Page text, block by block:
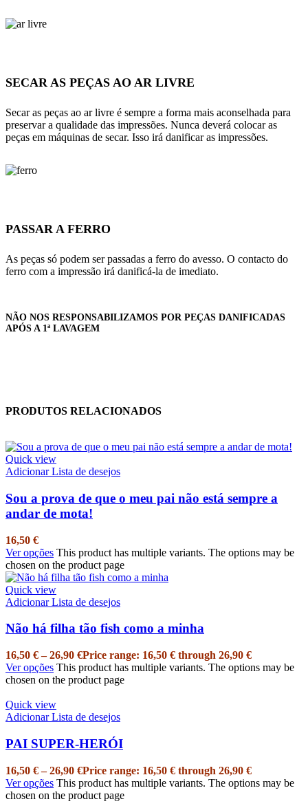
SECAR AS PEÇAS AO AR LIVRE
Secar as peças ao ar livre é sempre a forma mais aconselhada para
preservar a qualidade das impressões. Nunca deverá colocar as
peças em máquinas de secar. Isso irá danificar as impressões.
PASSAR A FERRO
As peças só podem ser passadas a ferro do avesso. O contacto do
ferro com a impressão irá danificá-la de imediato.
NÃO NOS RESPONSABILIZAMOS POR PEÇAS DANIFICADAS
APÓS A 1ª LAVAGEM
PRODUTOS RELACIONADOS
Quick view
Adicionar Lista de desejos
Sou a prova de que o meu pai não está sempre a
andar de mota!
16,50 €
Ver opções This product has multiple variants. The options may be
chosen on the product page
Quick view
Adicionar Lista de desejos
Não há filha tão fish como a minha
16,50 € – 26,90 €Price range: 16,50 € through 26,90 €
Ver opções This product has multiple variants. The options may be
chosen on the product page
Quick view
Adicionar Lista de desejos
PAI SUPER-HERÓI
16,50 € – 26,90 €Price range: 16,50 € through 26,90 €
Ver opções This product has multiple variants. The options may be
chosen on the product page